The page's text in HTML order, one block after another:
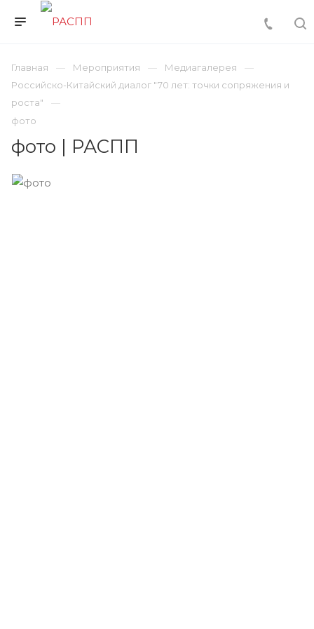
Главная Мероприятия
Медиагалерея
Российско-Китайский диалог "70 лет: точки сопряжения и
роста"
фото
фото | РАСПП